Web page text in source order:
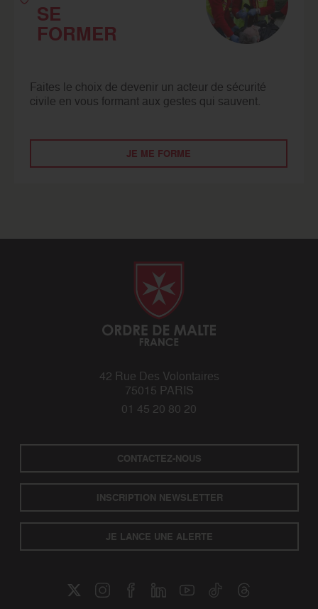
SE
FORMER
Faites le choix de devenir un acteur de sécurité
civile en vous formant aux gestes qui sauvent.
JE ME FORME
42 Rue Des Volontaires
75015 PARIS
01 45 20 80 20
CONTACTEZ-NOUS
INSCRIPTION NEWSLETTER
JE LANCE UNE ALERTE